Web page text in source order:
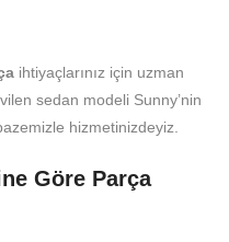
ihtiyaçlarınız için uzman
sedan modeli Sunny’nin
hizmetinizdeyiz.
Göre Parça